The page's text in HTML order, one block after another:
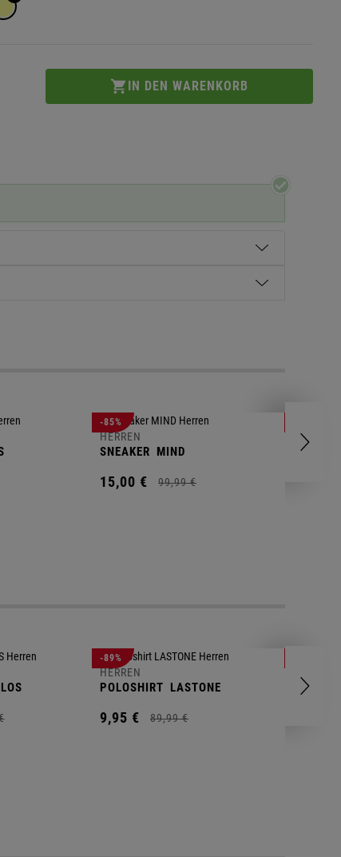
-85%
HERREN
SNEAKER MIND
15,00 € 99,99 €
-89%
HERREN
POLOSHIRT LASTONE
9,95 € 89,99 €
SHORT